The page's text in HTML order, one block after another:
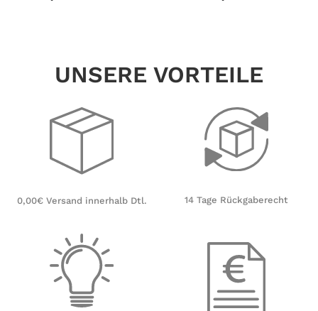
UNSERE VORTEILE
0,00€ Versand innerhalb Dtl. 14 Tage Rückgaberecht